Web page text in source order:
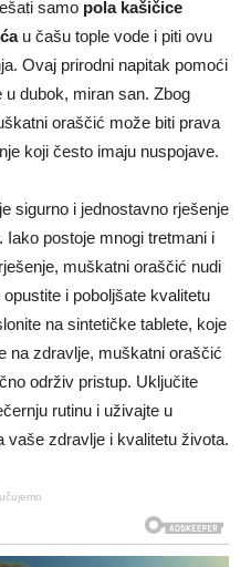
samo pola kašičice
u čašu tople vode i piti ovu
Ovaj prirodni napitak pomoći
dubok, miran san. Zbog
oraščić može biti prava
koji često imaju nuspojave.
sigurno i jednostavno rješenje
postoje mnogi tretmani i
muškatni oraščić nudi
i poboljšate kvalitetu
na sintetičke tablete, koje
na zdravlje, muškatni oraščić
održiv pristup. Uključite
rutinu i uživajte u
vaše zdravlje i kvalitetu života.